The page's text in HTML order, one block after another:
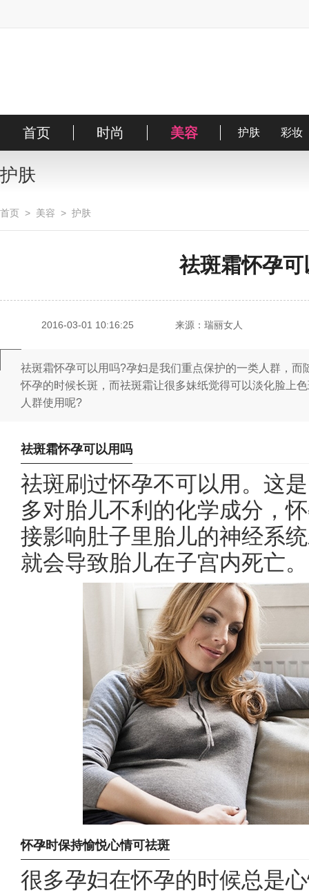
首页 时尚 时装 搭配 街拍
美容 护肤 彩妆
护肤
首页 > 美容 > 护肤
祛斑霜怀孕可
2016-03-01 10:16:25 来源：瑞丽女人
祛斑霜怀孕可以用吗?孕妇是我们重点保护的一类人群，
怀孕的时候长斑，而祛斑霜让很多妹纸觉得可以淡化脸上
人群使用呢?
祛斑霜怀孕可以用吗
祛斑刷过怀孕不可以用。这
多对胎儿不利的化学成分，
接影响肚子里胎儿的神经系
就会导致胎儿在子宫内死亡。
怀孕时保持愉悦心情可祛斑
很多孕妇在怀孕的时候总是